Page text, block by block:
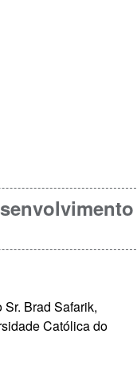
Brad Safarik,
Católica do